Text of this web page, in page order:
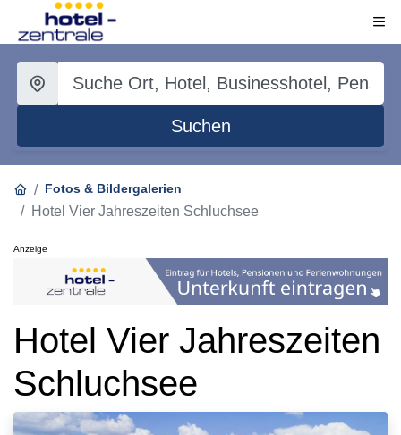
Suchen
Fotos & Bildergalerien
Hotel Vier Jahreszeiten Schluchsee
Anzeige
Hotel Vier Jahreszeiten
Schluchsee